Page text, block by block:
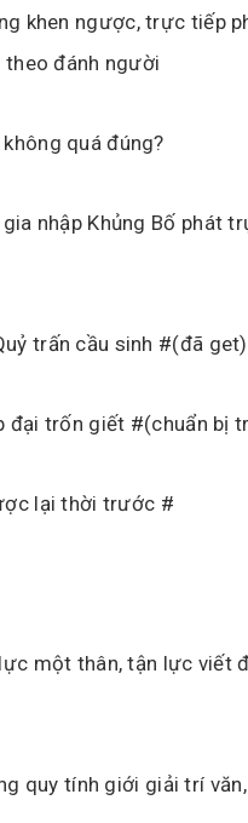
khen ngược, trực tiếp
theo đánh người
quá đúng?
nhập Khủng Bố phát
trấn cầu sinh #(đã get)
trốn giết #(chuẩn bị
lại thời trước #
một thân, tận lực
quy tính giới giải trí